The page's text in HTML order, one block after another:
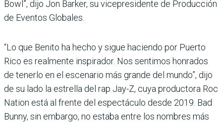
Bowl”, dijo Jon Barker, su vicepresidente de Producción
de Eventos Globales.
“Lo que Benito ha hecho y sigue haciendo por Puerto
Rico es realmente inspirador. Nos sentimos honrados
de tenerlo en el escenario más grande del mundo”, dijo
de su lado la estrella del rap Jay-Z, cuya productora Roc
Nation está al frente del espectáculo desde 2019. Bad
Bunny, sin embargo, no estaba entre los nombres más